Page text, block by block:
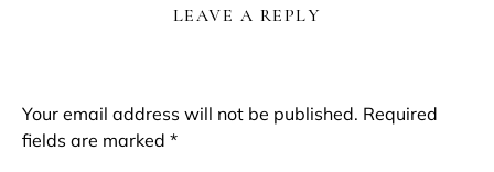
LEAVE A REPLY
Your email address will not be published. Required
fields are marked *